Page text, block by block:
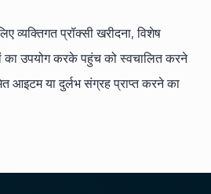
व्यक्तिगत प्रॉक्सी खरीदना, विशेष
का उपयोग करके पहुंच को स्वचालित करने
आइटम या दुर्लभ संग्रह प्राप्त करने का